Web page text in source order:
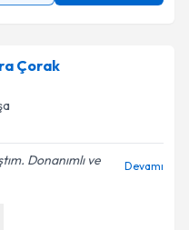
Çorak
Donanımlı ve
Devamı